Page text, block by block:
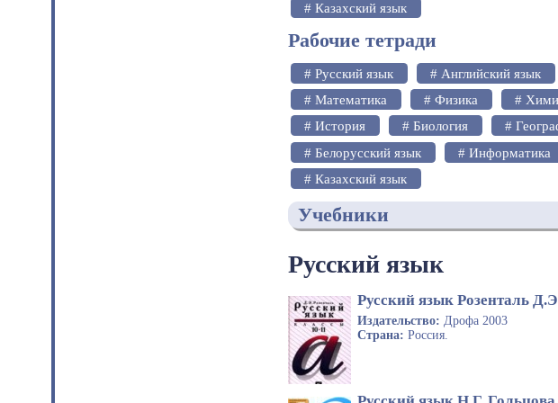
# Казахский язык
Рабочие тетради
# Русский язык # Английский язык
# Математика
# Физика #
# История
# Биология #
# Белорусский язык
# Информатика
# Казахский язык
Учебники
Русский язык
Русский язык Розенталь
Издательство: Дрофа 2003
Страна: Россия.